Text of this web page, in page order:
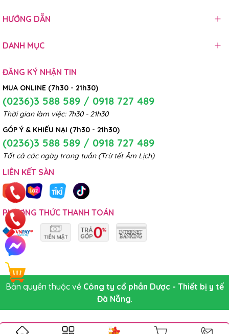
HƯỚNG DẪN
DANH MỤC
ĐĂNG KÝ NHẬN TIN
MUA ONLINE (7h30 - 21h30)
(0236)3 588 589 / 0918 727 489
Thời gian làm việc: 7h30 - 21h30
GÓP Ý & KHIẾU NẠI (7h30 - 21h30)
(0236)3 588 589 / 0918 727 489
Tất cả các ngày trong tuần (Trừ tết Âm Lịch)
LIÊN KẾT SÀN
PHƯƠNG THỨC THANH TOÁN
Bản quyền thuộc về Công ty cổ phần Dược - Thiết bị y tế
Đà Nẵng.